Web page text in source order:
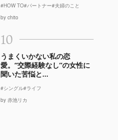
#HOW TO#パートナー#夫婦のこと
by chito
10
うまくいかない私の恋
愛。“交際経験なし”の女性に
聞いた苦悩と...
#シングル#ライフ
by 赤池リカ